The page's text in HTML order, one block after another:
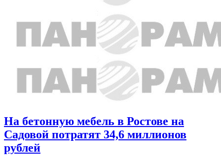
На бетонную мебель в Ростове на
Садовой потратят 34,6 миллионов
рублей